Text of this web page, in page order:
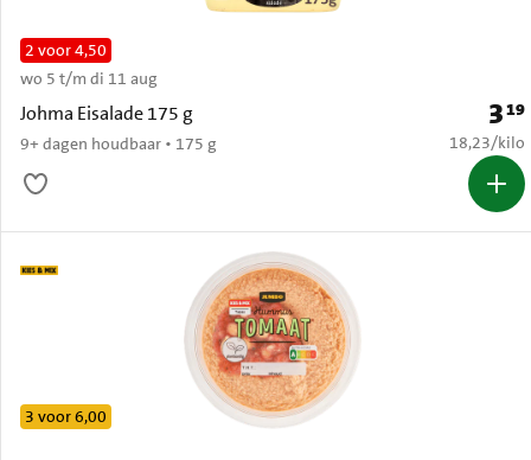
Johma Eisalade 175 g
9+ dagen houdbaar • 175 g
2 voor 4,50
wo 5 t/m di 11 aug
319
€ 18,23
18,23/kilo
3 voor 6,00